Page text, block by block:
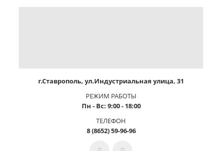
г.Ставрополь, ул.Индустриальная улица, 31
РЕЖИМ РАБОТЫ
Пн - Вс: 9:00 - 18:00
ТЕЛЕФОН
8 (8652) 59-96-96